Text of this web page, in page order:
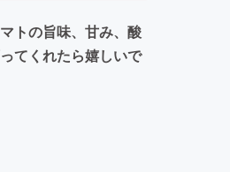
トの旨味、甘み、酸
てくれたら嬉しいで